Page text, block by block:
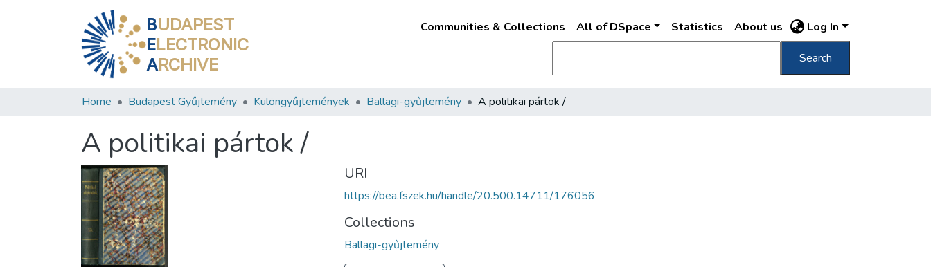
BUDAPEST
ELECTRONIC
ARCHIVE
Communities & Collections All of DSpace Statistics About us Log In
Search
Home Budapest Gyűjtemény Különgyűjtemények Ballagi-gyűjtemény A politikai pártok /
A politikai pártok /
URI
https://bea.fszek.hu/handle/20.500.14711/176056
Collections
Ballagi-gyűjtemény